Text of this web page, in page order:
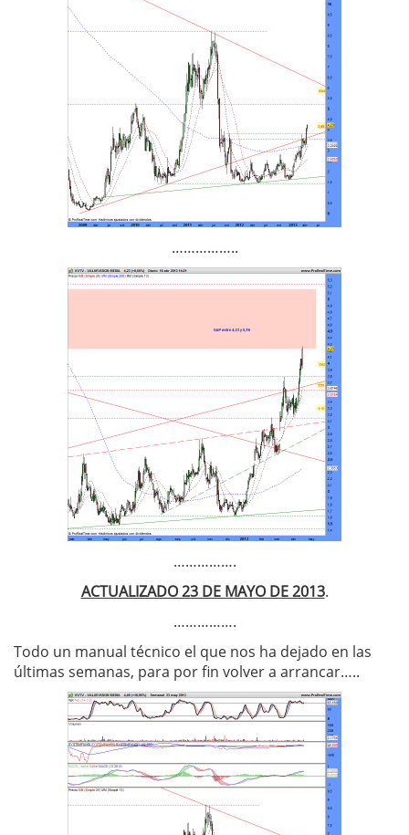
……………..
…………….
ACTUALIZADO 23 DE MAYO DE 2013.
…………….
Todo un manual técnico el que nos ha dejado en las
últimas semanas, para por fin volver a arrancar…..